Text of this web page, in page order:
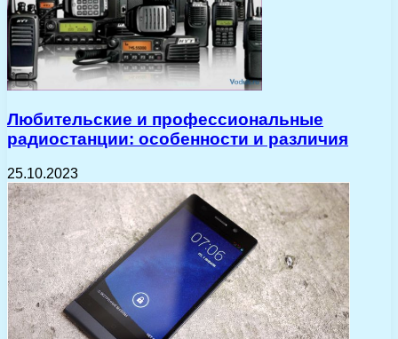
Любительские и профессиональные
радиостанции: особенности и различия
25.10.2023